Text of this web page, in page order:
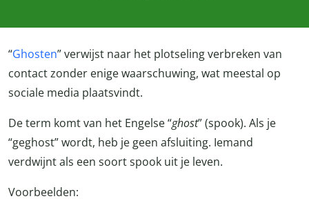
“Ghosten” verwijst naar het plotseling verbreken van
contact zonder enige waarschuwing, wat meestal op
sociale media plaatsvindt.
De term komt van het Engelse “ghost” (spook). Als je
“geghost” wordt, heb je geen afsluiting. Iemand
verdwijnt als een soort spook uit je leven.
Voorbeelden: